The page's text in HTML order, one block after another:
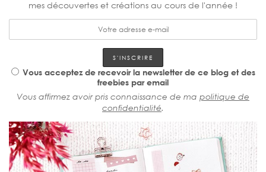
mes découvertes et créations au cours de l'année !
Vous acceptez de recevoir la newsletter de ce blog et des
freebies par email
Vous affirmez avoir pris connaissance de ma politique de
confidentialité.